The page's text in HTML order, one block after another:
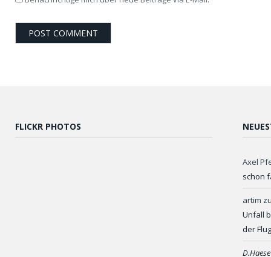
FLICKR PHOTOS
Axel
schon
artim
Unfall
der